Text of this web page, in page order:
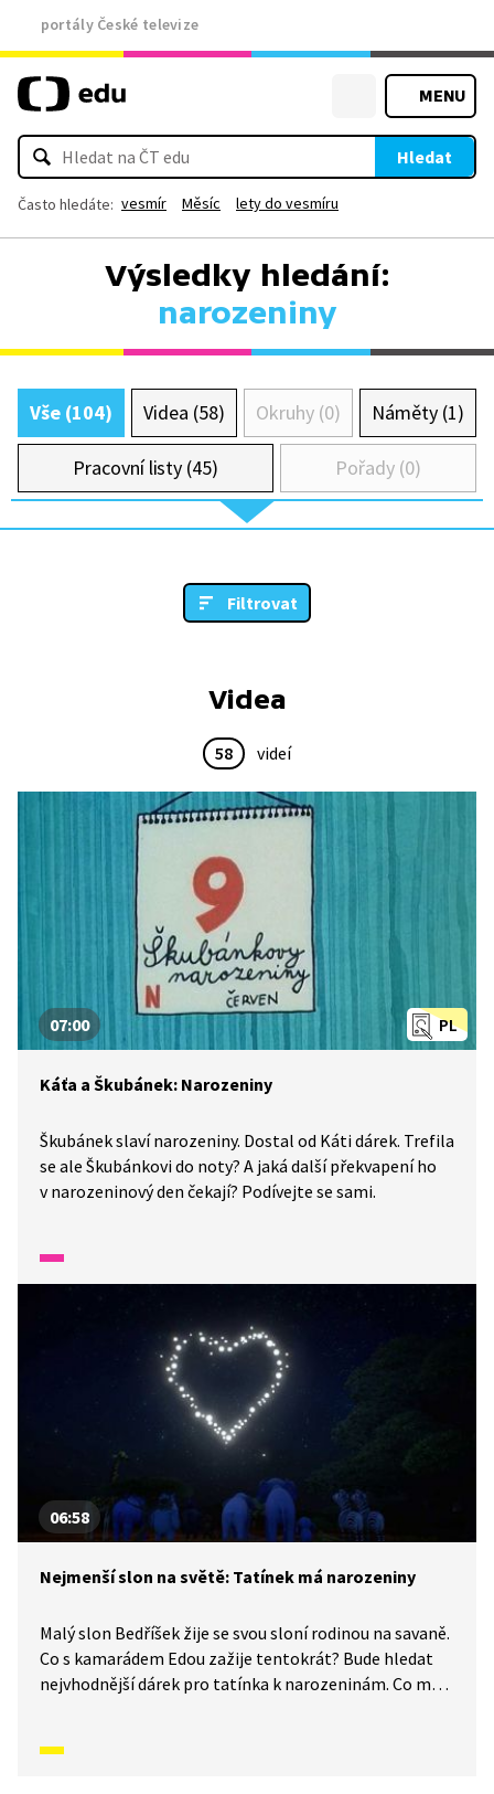
portály České televize
MENU
Hledat
Často hledáte: vesmír Měsíc lety do vesmíru
Výsledky hledání:
narozeniny
Vše (104) Videa (58) Okruhy (0) Náměty (1)
Pracovní listy (45) Pořady (0)
Filtrovat
Videa
58 videí
PL
07:00
Káťa a Škubánek: Narozeniny
Škubánek slaví narozeniny. Dostal od Káti dárek. Trefila
se ale Škubánkovi do noty? A jaká další překvapení ho
v narozeninový den čekají? Podívejte se sami.
06:58
Nejmenší slon na světě: Tatínek má narozeniny
Malý slon Bedříšek žije se svou sloní rodinou na savaně.
Co s kamarádem Edou zažije tentokrát? Bude hledat
nejvhodnější dárek pro tatínka k narozeninám. Co mu